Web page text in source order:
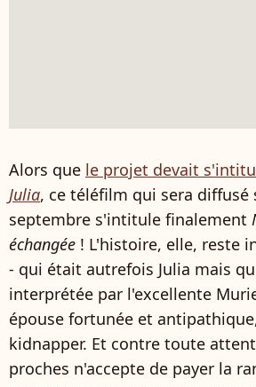
Alors que le projet devait
Julia, ce téléfilm qui sera diffusé
septembre s'intitule finalement
échangée ! L'histoire, elle, reste
- qui était autrefois Julia mais
interprétée par l'excellente
épouse fortunée et
kidnapper. Et contre toute
proches n'accepte de payer la